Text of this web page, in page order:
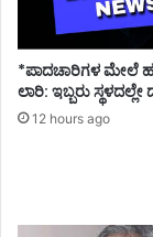
*ಪಾದಚಾರಿಗಳ ಮೇಲೆ
ಲಾರಿ: ಇಬ್ಬರು
12 hours ago